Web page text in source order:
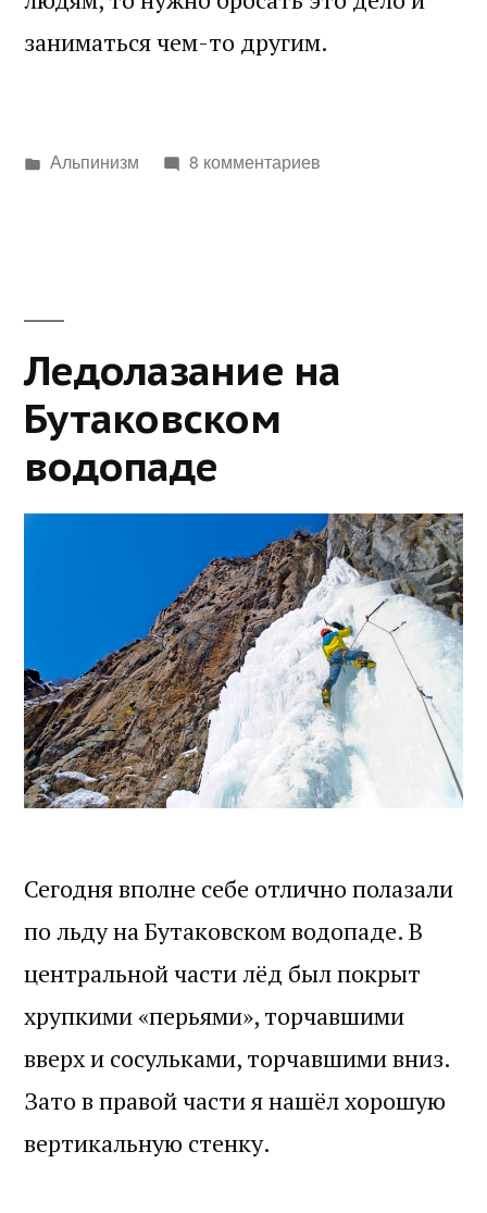
заниматься чем-то другим.
Написано
Альпинизм 8 комментариев
Ледолазание на
Бутаковском
водопаде
Сегодня вполне себе отлично полазали
по льду на Бутаковском водопаде. В
центральной части лёд был покрыт
хрупкими «перьями», торчавшими
вверх и сосульками, торчавшими вниз.
Зато в правой части я нашёл хорошую
вертикальную стенку.